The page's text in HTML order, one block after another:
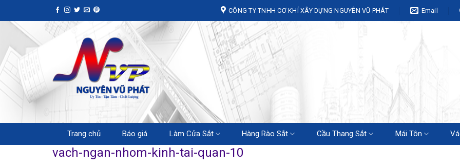
to
content
CÔNG TY TNHH CƠ KHÍ XÂY DỰNG NGUYÊN VŨ PHÁT Email
Trang chủ Báo giá Làm Cửa Sắt Hàng Rào Sắt Cầu Thang Sắt Mái Tôn
vach-ngan-nhom-kinh-tai-quan-10